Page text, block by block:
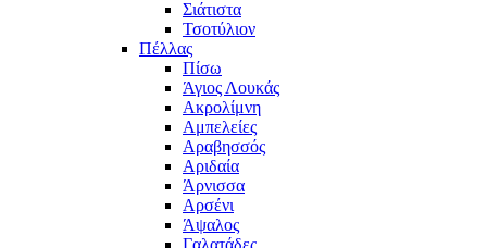
Σιάτιστα
Τσοτύλιον
Πέλλας
Πίσω
Άγιος Λουκάς
Ακρολίμνη
Αμπελείες
Αραβησσός
Αριδαία
Άρνισσα
Αρσένι
Άψαλος
Γαλατάδες